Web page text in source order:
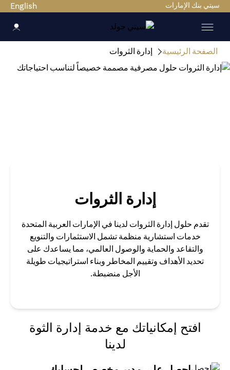
بنك الإمارات English
الرئيسية إدارة الثروات
إدارة الثروات
تقدم حلول إدارة الثروات لدينا في الإمارات العربية المتحدة
خدمات استشارية منظمة تشمل الاستثمارات والتنويع
والتقاعد والحماية والوصول العالمي، مما يساعدك على
تحديد الأهداف وتقييم المخاطر وبناء استراتيجيات طويلة
الأجل منضبطة.
افتح إمكانياتك مع خدمة إدارة الثوة
لدينا